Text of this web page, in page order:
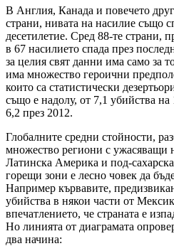
В Англия, Канада и повечето
страни, нивата на насилие също
десетилетие. Сред 88-те страни,
в 67 насилието спада през
за целия свят данни има само за
има множество героични
които са статистически
също е надолу, от 7,1 убийства
6,2 през 2012.
Глобалните средни стойности,
множество региони с ужасяващи
Латинска Америка и под-
горещи зони е лесно човек да
Например кървавите,
убийства в някои части от
впечатлението, че страната е
Но линията от диаграмата
два начина: